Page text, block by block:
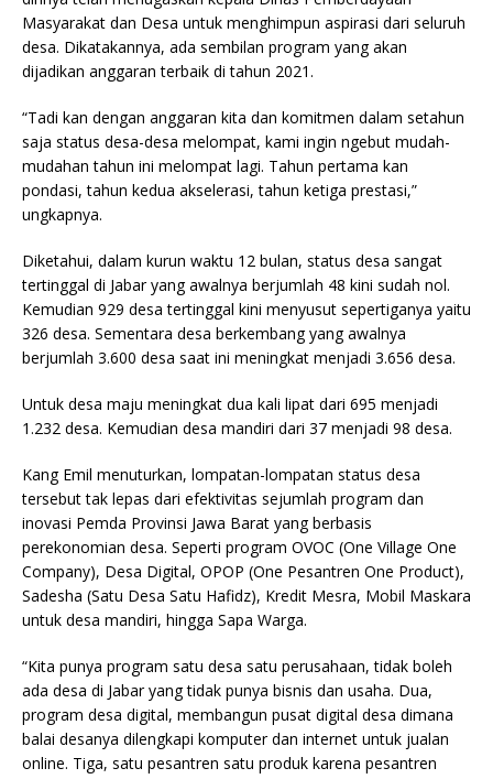
Masyarakat dan Desa untuk menghimpun aspirasi dari seluruh
desa. Dikatakannya, ada sembilan program yang akan
dijadikan anggaran terbaik di tahun 2021.
“Tadi kan dengan anggaran kita dan komitmen dalam setahun
saja status desa-desa melompat, kami ingin ngebut mudah-
mudahan tahun ini melompat lagi. Tahun pertama kan
pondasi, tahun kedua akselerasi, tahun ketiga prestasi,”
ungkapnya.
Diketahui, dalam kurun waktu 12 bulan, status desa sangat
tertinggal di Jabar yang awalnya berjumlah 48 kini sudah nol.
Kemudian 929 desa tertinggal kini menyusut sepertiganya yaitu
326 desa. Sementara desa berkembang yang awalnya
berjumlah 3.600 desa saat ini meningkat menjadi 3.656 desa.
Untuk desa maju meningkat dua kali lipat dari 695 menjadi
1.232 desa. Kemudian desa mandiri dari 37 menjadi 98 desa.
Kang Emil menuturkan, lompatan-lompatan status desa
tersebut tak lepas dari efektivitas sejumlah program dan
inovasi Pemda Provinsi Jawa Barat yang berbasis
perekonomian desa. Seperti program OVOC (One Village One
Company), Desa Digital, OPOP (One Pesantren One Product),
Sadesha (Satu Desa Satu Hafidz), Kredit Mesra, Mobil Maskara
untuk desa mandiri, hingga Sapa Warga.
“Kita punya program satu desa satu perusahaan, tidak boleh
ada desa di Jabar yang tidak punya bisnis dan usaha. Dua,
program desa digital, membangun pusat digital desa dimana
balai desanya dilengkapi komputer dan internet untuk jualan
online. Tiga, satu pesantren satu produk karena pesantren